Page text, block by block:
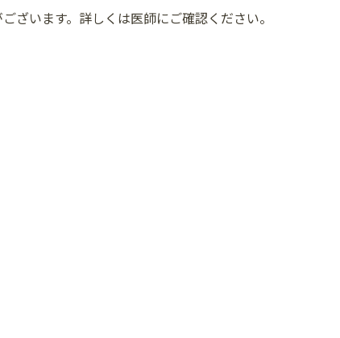
ざいます。詳しくは医師にご確認ください。